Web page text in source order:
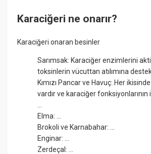
Karaciğeri ne onarır?
Karaciğeri onaran besinler
Sarımsak: Karaciğer enzimlerini
toksinlerin vücuttan atılımına destek
Kımızı Pancar ve Havuç: Her
vardır ve karaciğer
Elma: ...
Brokoli ve Karnabahar: ...
Enginar: ...
Zerdeçal: ...